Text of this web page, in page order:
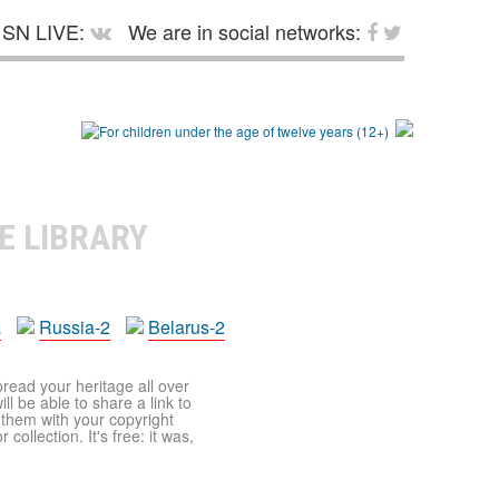
SN LIVE:
We are in social networks:
LIBRARY
Russia-2 Belarus-2
your heritage all over
be able to share a link to
with your copyright
collection. It's free: it was,